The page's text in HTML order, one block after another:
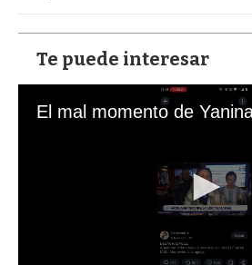
Te puede interesar